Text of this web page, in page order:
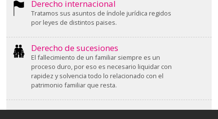
Derecho internacional
Tratamos sus asuntos de índole jurídica regidos
por leyes de distintos paises.
Derecho de sucesiones
El fallecimiento de un familiar siempre es un
proceso duro, por eso es necesario liquidar con
rapidez y solvencia todo lo relacionado con el
patrimonio familiar que resta.